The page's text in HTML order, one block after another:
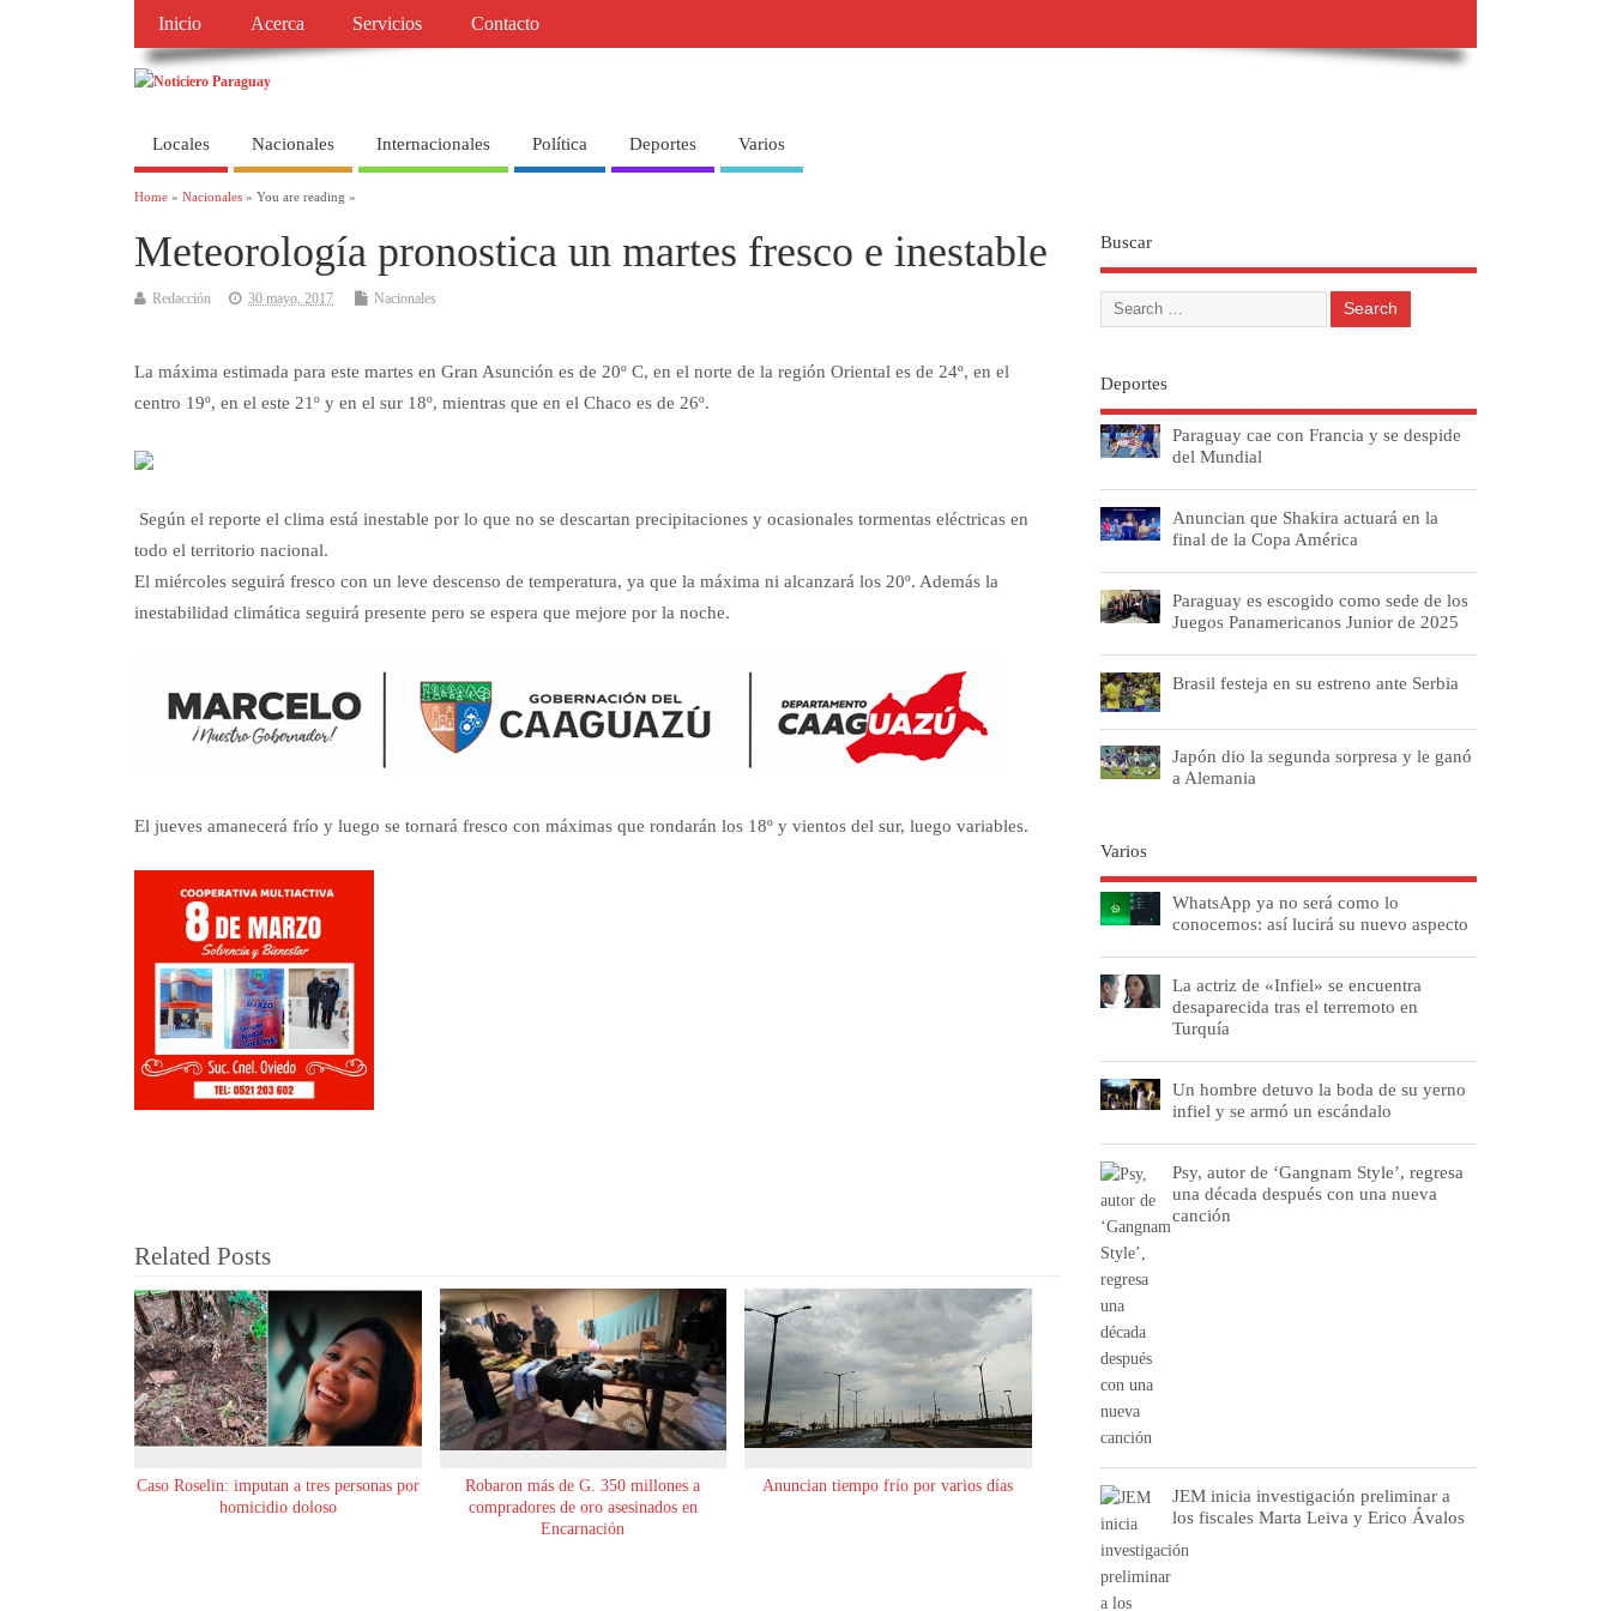
Inicio Acerca Servicios Contacto
Locales Nacionales Internacionales Política Deportes Varios
Home » Nacionales » You are reading »
Meteorología pronostica un martes fresco e inestable
Redacción 30 mayo, 2017 Nacionales
La máxima estimada para este martes en Gran Asunción es de 20º C, en el norte de la región Oriental es de 24º, en el
centro 19º, en el este 21º y en el sur 18º, mientras que en el Chaco es de 26º.
Según el reporte el clima está inestable por lo que no se descartan precipitaciones y ocasionales tormentas eléctricas en
todo el territorio nacional.
El miércoles seguirá fresco con un leve descenso de temperatura, ya que la máxima ni alcanzará los 20º. Además la
inestabilidad climática seguirá presente pero se espera que mejore por la noche.
El jueves amanecerá frío y luego se tornará fresco con máximas que rondarán los 18º y vientos del sur, luego variables.
Related Posts
Caso Roselin: imputan a tres personas por
homicidio doloso
Robaron más de G. 350 millones a
compradores de oro asesinados en
Encarnación
Anuncian tiempo frío por varios días
Buscar
Deportes
Paraguay cae con Francia y se despide
del Mundial
Anuncian que Shakira actuará en la
final de la Copa América
Paraguay es escogido como sede de los
Juegos Panamericanos Junior de 2025
Brasil festeja en su estreno ante Serbia
Japón dio la segunda sorpresa y le ganó
a Alemania
Varios
WhatsApp ya no será como lo
conocemos: así lucirá su nuevo aspecto
La actriz de «Infiel» se encuentra
desaparecida tras el terremoto en
Turquía
Un hombre detuvo la boda de su yerno
infiel y se armó un escándalo
Psy, autor de ‘Gangnam Style’, regresa
una década después con una nueva
canción
JEM inicia investigación preliminar a
los fiscales Marta Leiva y Erico Ávalos